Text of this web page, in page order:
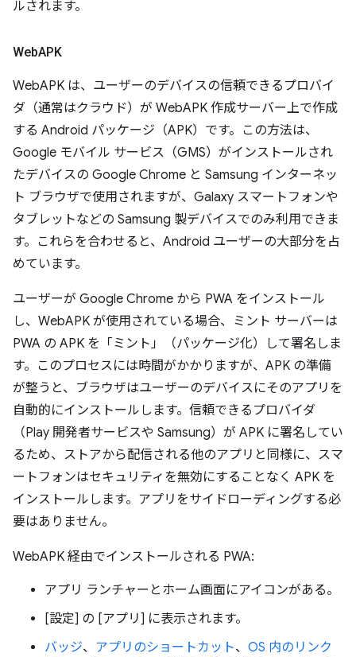
ルされます。
WebAPK
WebAPK は、ユーザーのデバイスの信頼できるプロバイ
ダ（通常はクラウド）が WebAPK 作成サーバー上で作成
する Android パッケージ（APK）です。この方法は、
Google モバイル サービス（GMS）がインストールされ
たデバイスの Google Chrome と Samsung インターネッ
ト ブラウザで使用されますが、Galaxy スマートフォンや
タブレットなどの Samsung 製デバイスでのみ利用できま
す。これらを合わせると、Android ユーザーの大部分を占
めています。
ユーザーが Google Chrome から PWA をインストール
し、WebAPK が使用されている場合、ミント サーバーは
PWA の APK を「ミント」（パッケージ化）して署名しま
す。このプロセスには時間がかかりますが、APK の準備
が整うと、ブラウザはユーザーのデバイスにそのアプリを
自動的にインストールします。信頼できるプロバイダ
（Play 開発者サービスや Samsung）が APK に署名してい
るため、ストアから配信される他のアプリと同様に、スマ
ートフォンはセキュリティを無効にすることなく APK を
インストールします。アプリをサイドローディングする必
要はありません。
WebAPK 経由でインストールされる PWA:
アプリ ランチャーとホーム画面にアイコンがある。
[設定] の [アプリ] に表示されます。
バッジ、 アプリのショートカット、 OS 内のリンク